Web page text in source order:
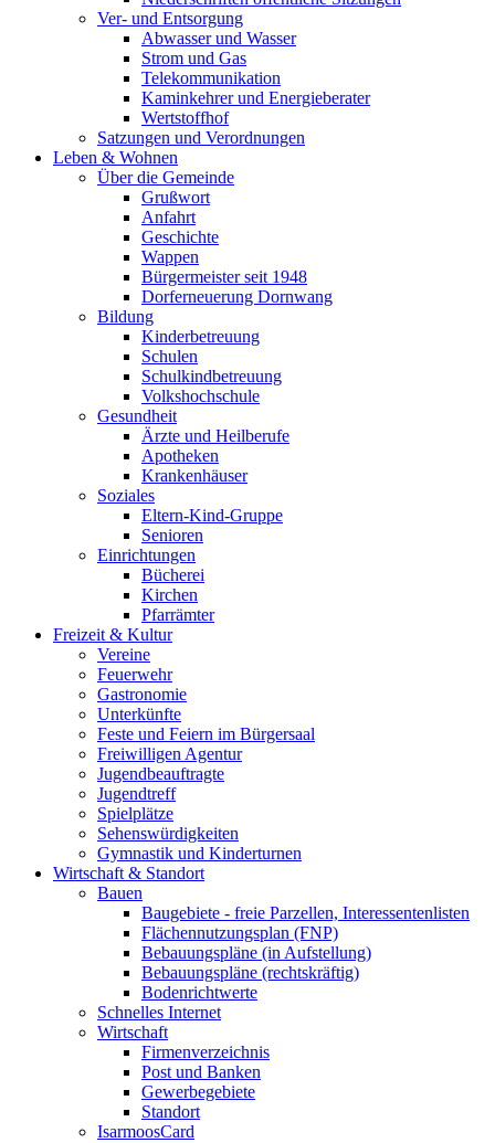
Ver- und Entsorgung
Abwasser und Wasser
Strom und Gas
Telekommunikation
Kaminkehrer und Energieberater
Wertstoffhof
Satzungen und Verordnungen
Leben & Wohnen
Über die Gemeinde
Grußwort
Anfahrt
Geschichte
Wappen
Bürgermeister seit 1948
Dorferneuerung Dornwang
Bildung
Kinderbetreuung
Schulen
Schulkindbetreuung
Volkshochschule
Gesundheit
Ärzte und Heilberufe
Apotheken
Krankenhäuser
Soziales
Eltern-Kind-Gruppe
Senioren
Einrichtungen
Bücherei
Kirchen
Pfarrämter
Freizeit & Kultur
Vereine
Feuerwehr
Gastronomie
Unterkünfte
Feste und Feiern im Bürgersaal
Freiwilligen Agentur
Jugendbeauftragte
Jugendtreff
Spielplätze
Sehenswürdigkeiten
Gymnastik und Kinderturnen
Wirtschaft & Standort
Bauen
Baugebiete - freie Parzellen, Interessentenlisten
Flächennutzungsplan (FNP)
Bebauungspläne (in Aufstellung)
Bebauungspläne (rechtskräftig)
Bodenrichtwerte
Schnelles Internet
Wirtschaft
Firmenverzeichnis
Post und Banken
Gewerbegebiete
Standort
IsarmoosCard